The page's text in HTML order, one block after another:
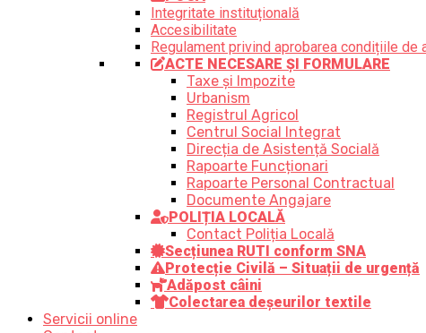
Integritate instituțională
Accesibilitate
Regulament privind aprobarea condițiile
ACTE NECESARE ȘI FORMULARE
Taxe și Impozite
Urbanism
Registrul Agricol
Centrul Social Integrat
Direcția de Asistență Socială
Rapoarte Funcționari
Rapoarte Personal Contractual
Documente Angajare
POLIȚIA LOCALĂ
Contact Poliția Locală
Secțiunea RUTI conform SNA
Protecție Civilă – Situații de urgență
Adăpost câini
Colectarea deșeurilor textile
Servicii online